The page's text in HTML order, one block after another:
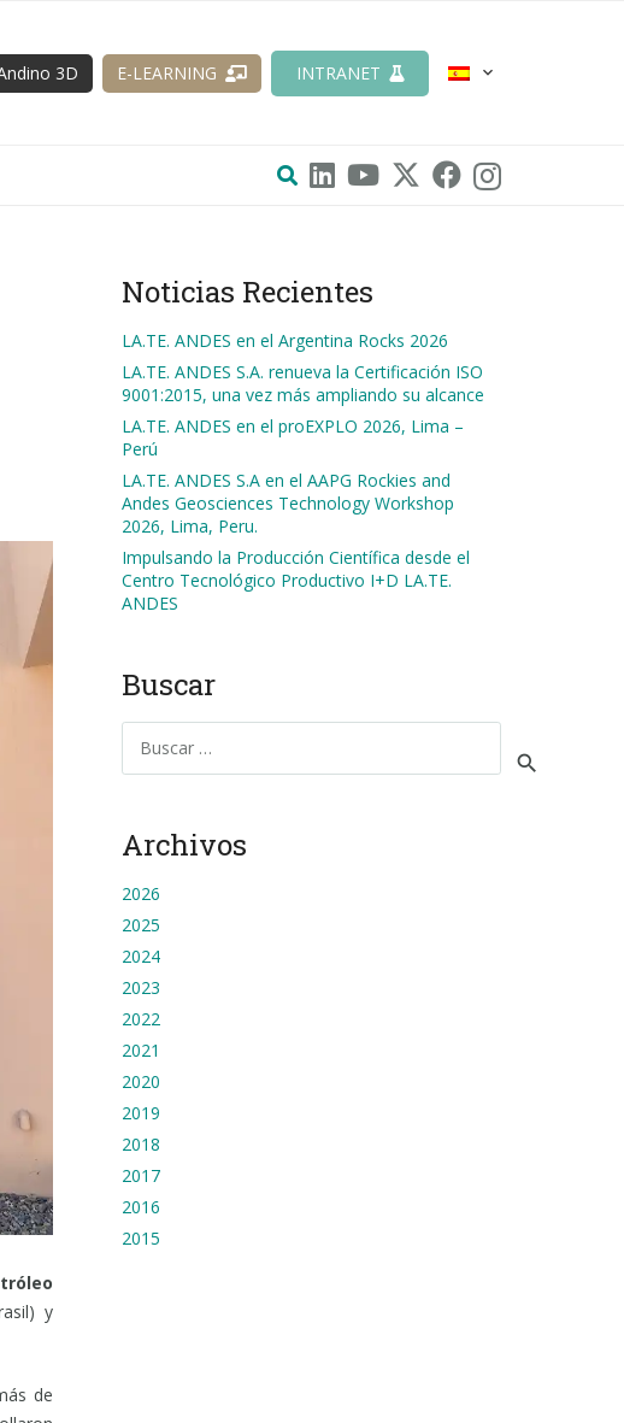
3D E-LEARNING INTRANET
y
de
Noticias Recientes
LA.TE. ANDES en el Argentina Rocks 2026
LA.TE. ANDES S.A. renueva la Certificación ISO
9001:2015, una vez más ampliando su alcance
LA.TE. ANDES en el proEXPLO 2026, Lima –
Perú
LA.TE. ANDES S.A en el AAPG Rockies and
Andes Geosciences Technology Workshop
2026, Lima, Peru.
Impulsando la Producción Científica desde el
Centro Tecnológico Productivo I+D LA.TE.
ANDES
Buscar
Archivos
2026
2025
2024
2023
2022
2021
2020
2019
2018
2017
2016
2015